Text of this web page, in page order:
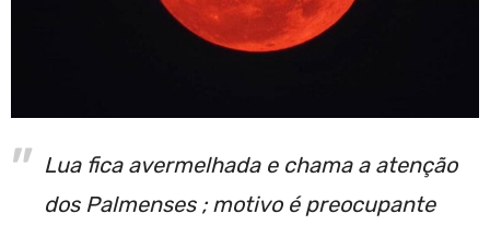
Lua fica avermelhada e chama a atenção
dos Palmenses ; motivo é preocupante